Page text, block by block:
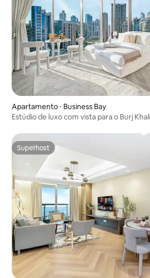
Apartamento ⋅ Business Bay
Estúdio de luxo com vista para o Burj
Superhost
Superhost